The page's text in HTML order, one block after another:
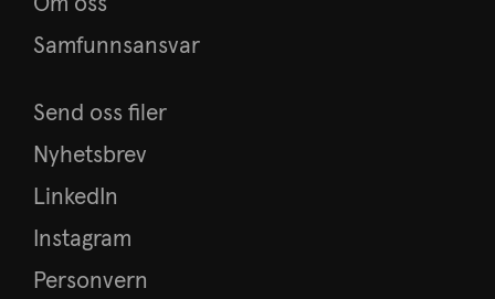
Samfunnsansvar
Send oss filer
Nyhetsbrev
LinkedIn
Instagram
Personvern